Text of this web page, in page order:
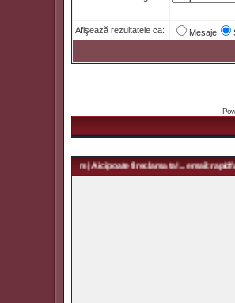
Afişează rezultatele ca: Mesaje
| Aici poate fi reclama ta! ... email: